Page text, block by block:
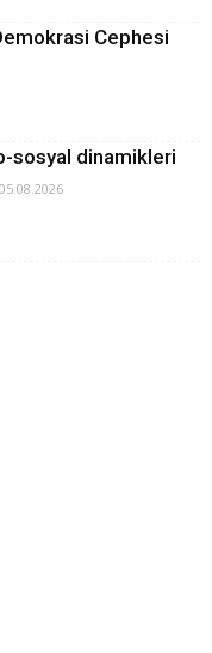
Cephesi
sosyal dinamikleri
05.08.2026